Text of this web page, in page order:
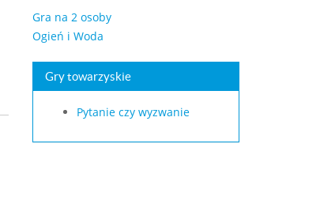
Gra na 2 osoby
Ogień i Woda
Gry towarzyskie
Pytanie czy wyzwanie